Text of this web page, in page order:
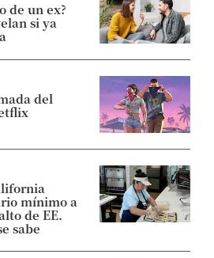
de un ex?
si ya
del
mínimo a
de EE.
sabe